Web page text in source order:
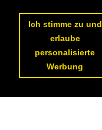
Ich stimme zu und
erlaube
personalisierte
Werbung